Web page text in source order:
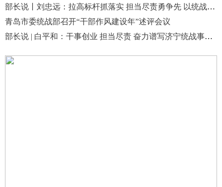
部长说丨刘忠远：拉高标杆抓落实 担当尽责勇争先 以统战实效助力“十五五”精彩开局
青岛市委统战部召开“干部作风建设年”述评会议
部长说 | 白平和：干事创业 担当尽责 奋力谱写济宁统战事业新篇章